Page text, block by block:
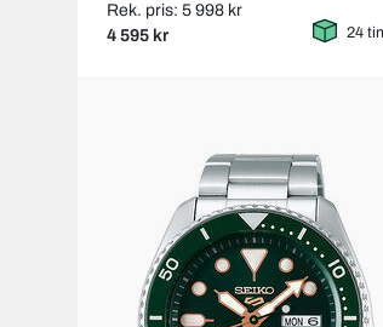
Rek. pris: 5 998 kr
4 595 kr 24